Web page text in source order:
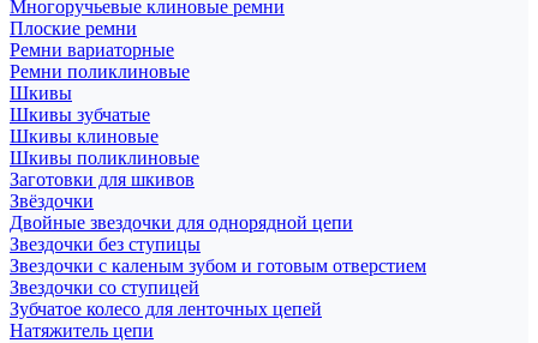
Многоручьевые клиновые ремни
Плоские ремни
Ремни вариаторные
Ремни поликлиновые
Шкивы
Шкивы зубчатые
Шкивы клиновые
Шкивы поликлиновые
Заготовки для шкивов
Звёздочки
Двойные звездочки для однорядной цепи
Звездочки без ступицы
Звездочки с каленым зубом и готовым отверстием
Звездочки со ступицей
Зубчатое колесо для ленточных цепей
Натяжитель цепи